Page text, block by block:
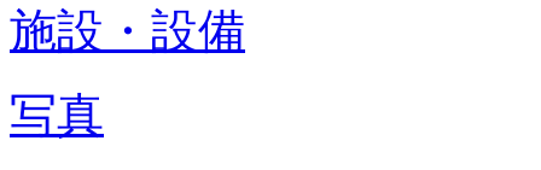
施設・設備
写真